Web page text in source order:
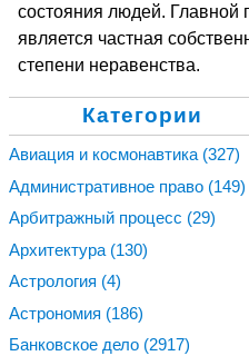
состояния людей. Главной
является частная
степени неравенства.
Категории
Авиация и космонавтика (327)
Административное право (149)
Арбитражный процесс (29)
Архитектура (130)
Астрология (4)
Астрономия (186)
Банковское дело (2917)